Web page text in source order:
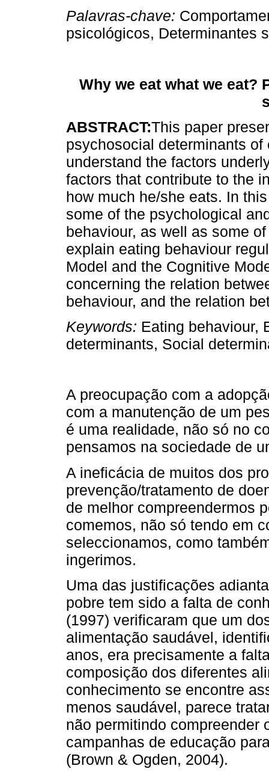
Palavras-chave:
psicológicos, Determinantes
Why we eat what we eat?
ABSTRACT:This paper
psychosocial determinants
understand the factors
factors that contribute to the
how much he/she eats. In
some of the psychological
behaviour, as well as some
explain eating behaviour
Model and the Cognitive
concerning the relation
behaviour, and the relation
Keywords: Eating behaviour,
determinants, Social
A preocupação com a
com a manutenção de um
é uma realidade, não só no
pensamos na sociedade de
A ineficácia de muitos dos
prevenção/tratamento de
de melhor compreendermos
comemos, não só tendo em
seleccionamos, como
ingerimos.
Uma das justificações
pobre tem sido a falta de
(1997) verificaram que um
alimentação saudável,
anos, era precisamente a
composição dos diferentes
conhecimento se encontre
menos saudável, parece
não permitindo compreender
campanhas de educação
(Brown & Ogden, 2004).